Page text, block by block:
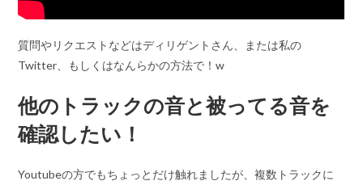
質問やリクエストなどはディリゲントさん、または私の
Twitter、もしくはなんらかの方法で！w
他のトラックの音と被ってる音を
確認したい！
Youtubeの方でもちょっとだけ触れましたが、複数トラックに